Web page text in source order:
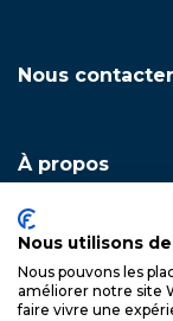
Nous contacter
À propos
Copyright ©
Nous utilisons
Nous pouvons les
améliorer notre site
faire vivre une